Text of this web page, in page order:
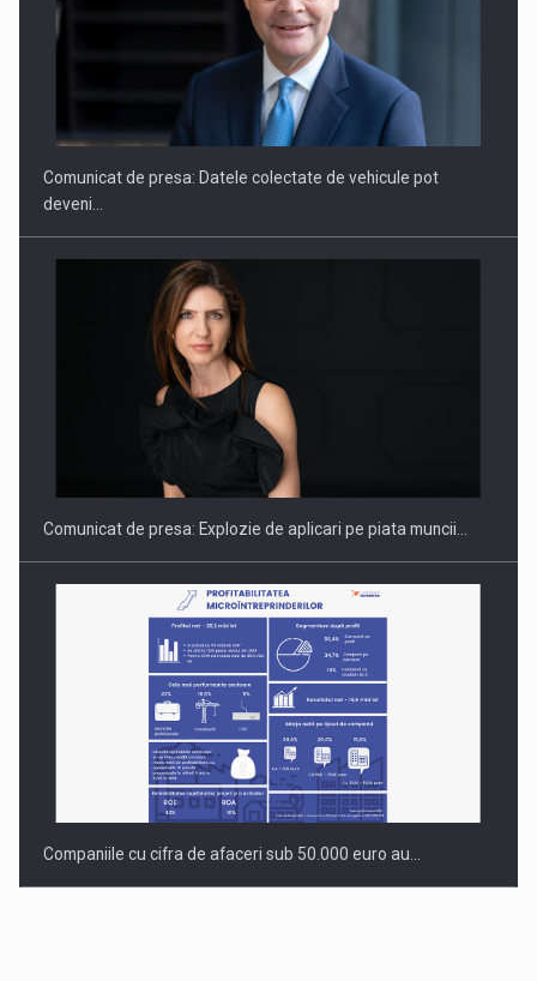
ROOTED IN ROMANIA, BUILT TO DELIVER TECHNOLOGY FOR
PUTTING ROMANIAN CORPORATE COMPANIES ON THE
INTERNATIONAL BUSINESS SCENE
Comunicat de presa: Datele colectate de vehicule pot
deveni…
Comunicat de presa: Explozie de aplicari pe piata muncii…
Companiile cu cifra de afaceri sub 50.000 euro au…